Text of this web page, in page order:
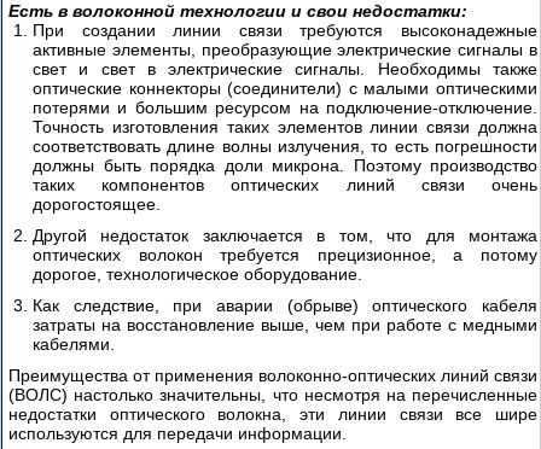
Есть в волоконной технологии и свои недостатки:
При создании линии связи требуются высоконадежные
активные элементы, преобразующие электрические сигналы в
свет и свет в электрические сигналы. Необходимы также
оптические коннекторы (соединители) с малыми оптическими
потерями и большим ресурсом на подключение-отключение.
Точность изготовления таких элементов линии связи должна
соответствовать длине волны излучения, то есть погрешности
должны быть порядка доли микрона. Поэтому производство
таких компонентов оптических линий связи очень
дорогостоящее.
Другой недостаток заключается в том, что для монтажа
оптических волокон требуется прецизионное, а потому
дорогое, технологическое оборудование.
Как следствие, при аварии (обрыве) оптического кабеля
затраты на восстановление выше, чем при работе с медными
кабелями.
Преимущества от применения волоконно-оптических линий связи
(ВОЛС) настолько значительны, что несмотря на перечисленные
недостатки оптического волокна, эти линии связи все шире
используются для передачи информации.